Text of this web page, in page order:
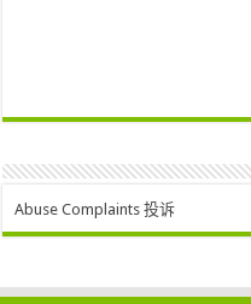
Abuse Complaints 投诉